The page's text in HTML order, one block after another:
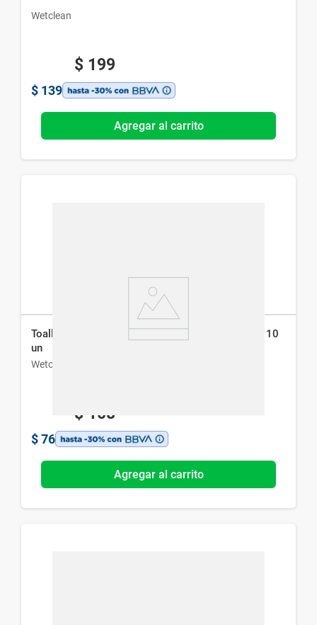
Wetclean
$ 199
$ 139
Agregar al carrito
Toallitas Húmedas WetClean Íntima Femeninas x 10
un
Wetclean
$ 108
$ 76
Agregar al carrito